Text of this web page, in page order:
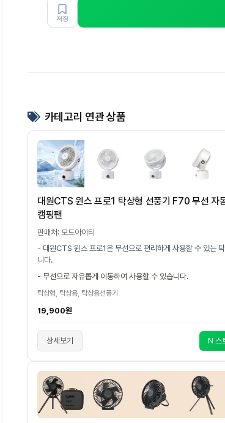
저장
카테고리 연관 상품
대원CTS 윈스 프로1 탁상형 선풍기 F70 무선 자
캠핑팬
판매처: 모드아이티
- 대원CTS 윈스 프로1은 무선으로 편리하게 사용할 수 있는
니다.
- 무선으로 자유롭게 이동하여 사용할 수 있습니다.
탁상형, 탁상용, 탁상용선풍기
19,900원
상세보기 N 스